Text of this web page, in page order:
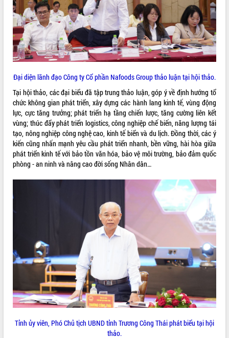
Đắk Lắk rà soát, điều chỉnh Đề án 190
về phát triển nuôi trồng thủy sản
Phó Chủ tịch UBND tỉnh Đắk Lắk
Trương Công Thái kiểm tra thực địa
Dự án cao tốc Khánh Hòa - Buôn Ma
Thuột
Định vị cà phê Việt Nam như một “di
sản sống” trong dòng chảy toàn cầu
Xây dựng nông thôn mới: Nâng cao đời
sống người dân từ những mô hình thiết
thực
Quyết liệt tháo gỡ vướng mắc, đẩy
nhanh tiến độ các dự án trọng điểm
trong Khu kinh tế Nam Phú Yên
Hòn Yến phát triển du lịch gắn với bảo
Đắk Lắk thời kỳ 2021-2030, tầm nhìn
Phát động chiến dịch 30 ngày đêm
giải phóng mặt bằng Tuyến đường bộ
Đắk Lắk nỗ lực thúc đẩy tăng trưởng
kinh tế từ 10% trở lên trong Quý
Đắk Lắk ký kết thỏa thuận hợp tác về
chuyển đổi số giai đoạn 2026 – 2030
với Tập đoàn Bưu chính Viễn thông
Thứ trưởng Bộ Y tế làm việc với tỉnh
Đại diện lãnh đạo Công ty Cổ phần Nafoods Group thảo luận tại hội thảo.
Tại hội thảo, các đại biểu đã tập trung thảo luận, góp ý về định hướng tổ
chức không gian phát triển, xây dựng các hành lang kinh tế, vùng động
lực, cực tăng trưởng; phát triển hạ tầng chiến lược, tăng cường liên kết
vùng; thúc đẩy phát triển logistics, công nghiệp chế biến, năng lượng tái
tạo, nông nghiệp công nghệ cao, kinh tế biển và du lịch. Đồng thời, các ý
kiến cũng nhấn mạnh yêu cầu phát triển nhanh, bền vững, hài hòa giữa
phát triển kinh tế với bảo tồn văn hóa, bảo vệ môi trường, bảo đảm quốc
phòng - an ninh và nâng cao đời sống Nhân dân…
Tỉnh ủy viên, Phó Chủ tịch UBND tỉnh Trương Công Thái phát biểu tại hội
thảo.